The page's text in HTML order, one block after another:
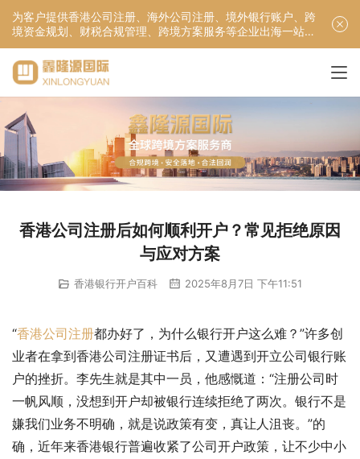
为客户提供香港公司注册、海外公司注册、境外银行账户、跨
境资金规划、财税合规管理、跨境方案服务等企业出海一站式
服务！
香港公司注册后如何顺利开户？常见拒绝原因
与应对方案
香港银行开户百科 2025年8月7日 下午11:51
“香港公司注册都办好了，为什么银行开户这么难？”许多创
业者在拿到香港公司注册证书后，又遭遇到开立公司银行账
户的挫折。李先生就是其中一员，他感慨道：“注册公司时
一帆风顺，没想到开户却被银行连续拒绝了两次。银行不是
嫌我们业务不明确，就是说政策有变，真让人沮丧。”的
确，近年来香港银行普遍收紧了公司开户政策，让不少中小